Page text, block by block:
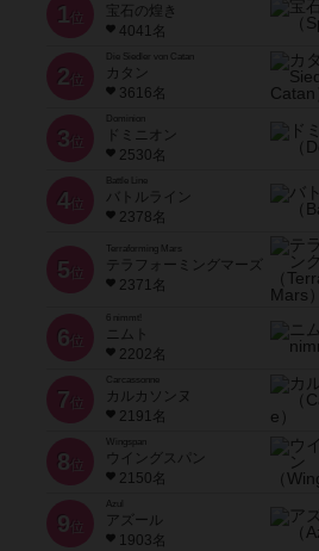
1 位
宝石の煌き
4041名
2 位
Die Siedler von Catan
カタン
3616名
3 位
ドミニオン
2530名
4位
Battle Line
バトルライン
2378名
5 位
Terraforming Mars
テラフォーミングマーズ
2371名
6 位
ニムト
2202名
7 位
Carcassonne
カルカソンヌ
2191名
8 位
Wingspan
ウイングスパン
2150名
9 位
Azul
アズール
1903名